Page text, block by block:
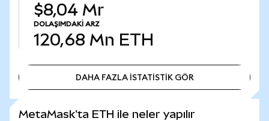
$8,04 Mr
DOLAŞIMDAKI ARZ
120,68 Mn ETH
DAHA FAZLA İSTATİSTİK GÖR
MetaMask'ta ETH ile neler yapılır